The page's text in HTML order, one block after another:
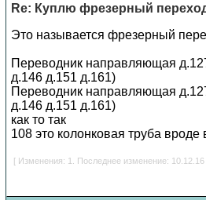
Re: Куплю фрезерный
Это называется фрезерный
Переводник направляющая
д.146 д.151 д.161)
Переводник направляющая
д.146 д.151 д.161)
как то так
108 это колонковая труба вроде
[ Изменения: 1. Последнее изменение: